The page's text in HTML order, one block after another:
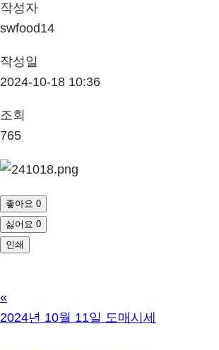
작성자
swfood14
작성일
2024-10-18 10:36
조회
765
좋아요 0
싫어요 0
인쇄
«
2024년 10월 11일 도매시세